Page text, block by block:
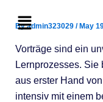
Menu
Byadmin323029 /May
Vorträge sind ein
Lernprozesses.
aus erster Hand
intensiv mit einem